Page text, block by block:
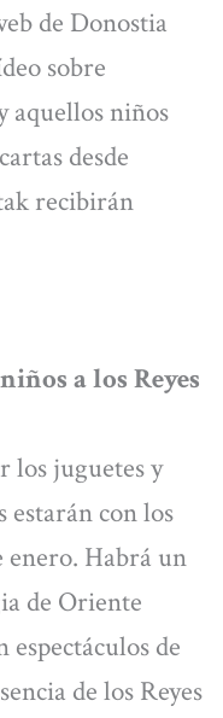
de Donostia
sobre
niños
desde
recibirán
a los Reyes
los juguetes y
estarán con los
enero. Habrá un
de Oriente
espectáculos de
de los Reyes